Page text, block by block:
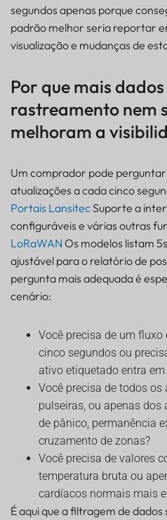
segundos apenas porque
padrão melhor seria reportar
visualização e mudanças de
Por que mais
rastreamento nem
melhoram a
Um comprador pode
atualizações a cada cinco
Portais LansitecSuporte a
configuráveis e várias outras
LoRaWAN Os modelos listam
ajustável para o relatório de
pergunta mais adequada é
cenário:
Você precisa de um
cinco segundos ou
ativo etiquetado entra
Você precisa de todos os
pulseiras, ou apenas dos
de pânico, permanência
cruzamento de zonas?
Você precisa de valores
temperatura bruta ou
cardíacos normais mais
É aqui que a filtragem de